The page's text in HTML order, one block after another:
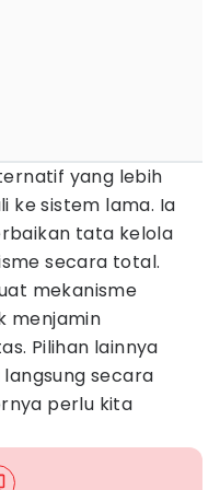
yang lebih
ke sistem lama. Ia
tata kelola
secara total.
mekanisme
menjamin
Pilihan lainnya
secara
perlu kita